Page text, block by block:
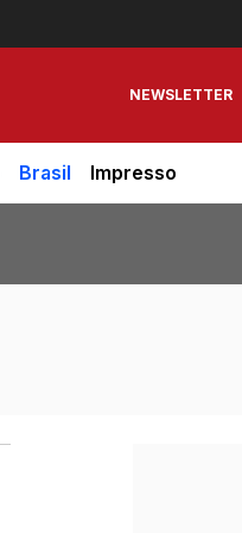
NEWSLETTER
Brasil Impresso